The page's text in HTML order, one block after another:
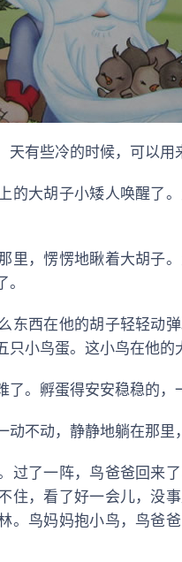
有些冷的时候，可以用
的大胡子小矮人唤醒了
里，愣愣地瞅着大胡子
东西在他的胡子轻轻动
只小鸟蛋。这小鸟在他的
。孵蛋得安安稳稳的，
动不动，静静地躺在那里
过了一阵，鸟爸爸回来
住，看了好一会儿，没
。鸟妈妈抱小鸟，鸟爸